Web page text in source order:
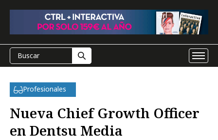
Profesionales
Nueva Chief Growth Officer
en Dentsu Media